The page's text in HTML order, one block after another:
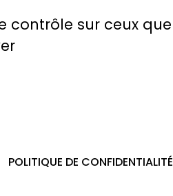
contrôle sur ceux que
POLITIQUE DE CONFIDENTIALITÉ
zone et
saules
ne gène